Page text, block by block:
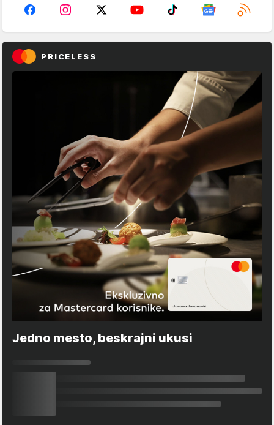
PRICELESS
Jedno mesto, beskrajni ukusi